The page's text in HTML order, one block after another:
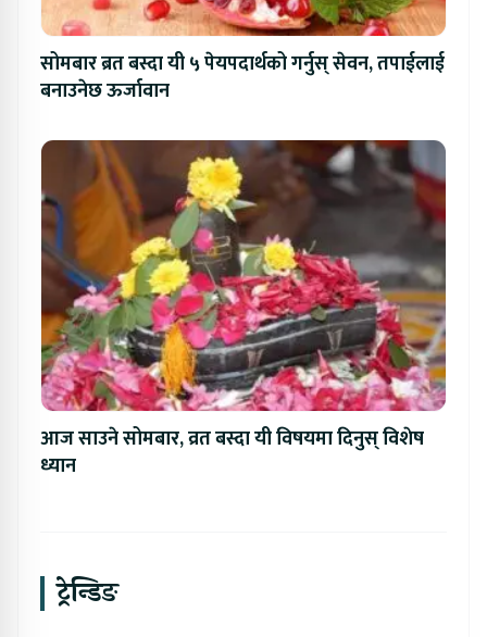
सोमबार ब्रत बस्दा यी ५ पेयपदार्थको गर्नुस् सेवन, तपाईलाई
बनाउनेछ ऊर्जावान
आज साउने सोमबार, व्रत बस्दा यी विषयमा दिनुस् विशेष
ध्यान
ट्रेन्डिङ